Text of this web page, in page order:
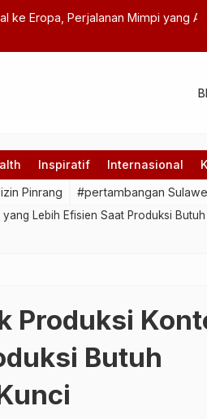
Mimpi yang Awalnya Tak
Inspiratif Internasional
Pinrang #pertambangan
Lebih Efisien Saat Produksi Butuh
Produksi
Butuh